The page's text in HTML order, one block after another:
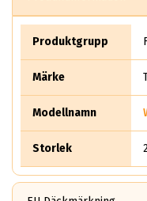
Produktgrupp
Märke
Modellnamn
Storlek